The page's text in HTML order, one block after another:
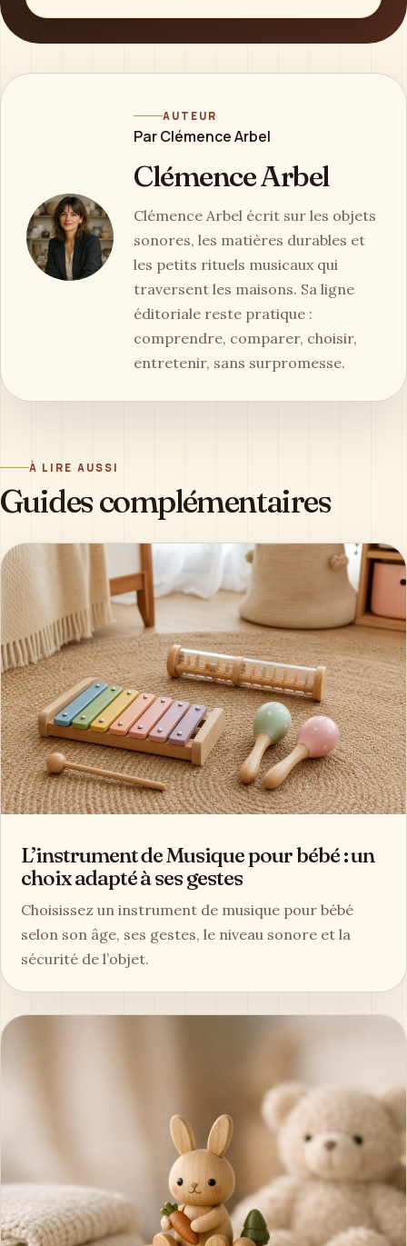
AUTEUR
Par Clémence Arbel
Clémence Arbel
Clémence Arbel écrit sur les objets
sonores, les matières durables et
les petits rituels musicaux qui
traversent les maisons. Sa ligne
éditoriale reste pratique :
comprendre, comparer, choisir,
entretenir, sans surpromesse.
À LIRE AUSSI
Guides complémentaires
L’instrument de Musique pour bébé : un
choix adapté à ses gestes
Choisissez un instrument de musique pour bébé
selon son âge, ses gestes, le niveau sonore et la
sécurité de l’objet.